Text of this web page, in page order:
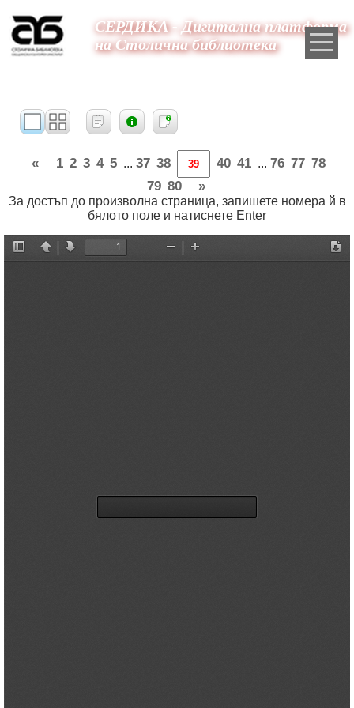
СЕРДИКА - Дигитална платформа
на Столична библиотека
« 1 2 3 4 5 ... 37 38 40 41 ... 76 77 78
79 80 »
За достъп до произволна страница, запишете номера й в
бялото поле и натиснете Enter